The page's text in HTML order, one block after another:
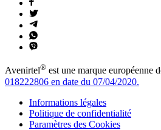
Avenirtel® est une marque européenne
018222806 en date du 07/04/2020.
Informations légales
Politique de confidentialité
Paramètres des Cookies